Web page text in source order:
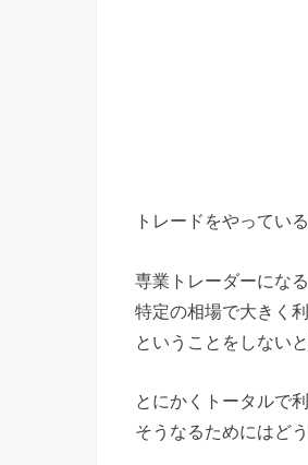
トレードをやってい
専業トレーダーにな
特定の相場で大きく
ということをしない
とにかくトータルで
そうなるためにはど